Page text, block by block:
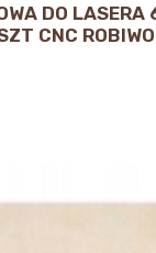
DO LASERA
CNC